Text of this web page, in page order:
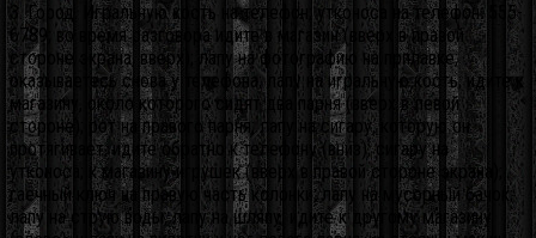
3. Город. Игральную кость на телефон; утконоса на телефон: 555-
6789; во время разговора идите в магазин (вверх в правой
стороне экрана, вверх); лапу на фотографию на прилавке;
оказываетесь снова у телефона; лапу на игральную кость; идите к
магазину, около которого сидят два парня (вверх в левой
стороне); рот на правого парня; лапу на сигару, которую он
протягивает; идите обратно к телефону (вниз); сигару на
утконоса; к магазину игрушек (вверх в правой стороне экрана);
гаечный ключ на правую часть колонки; лапу на мусорный бачок;
лапу на струю воды; лапу на шляпу; идите к другому магазину